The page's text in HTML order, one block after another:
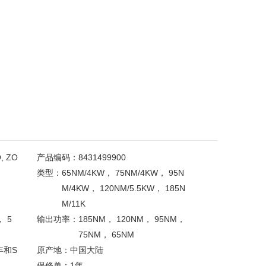
ZO 产品编码： 8431499900
类型： 65NM/4KW， 75NM/4KW， 95N
M/4KW， 120NM/5.5KW， 185N
M/11K
5
输出功率： 185NM， 120NM， 95NM，
75NM， 65NM
和S
原产地： 中国大陆